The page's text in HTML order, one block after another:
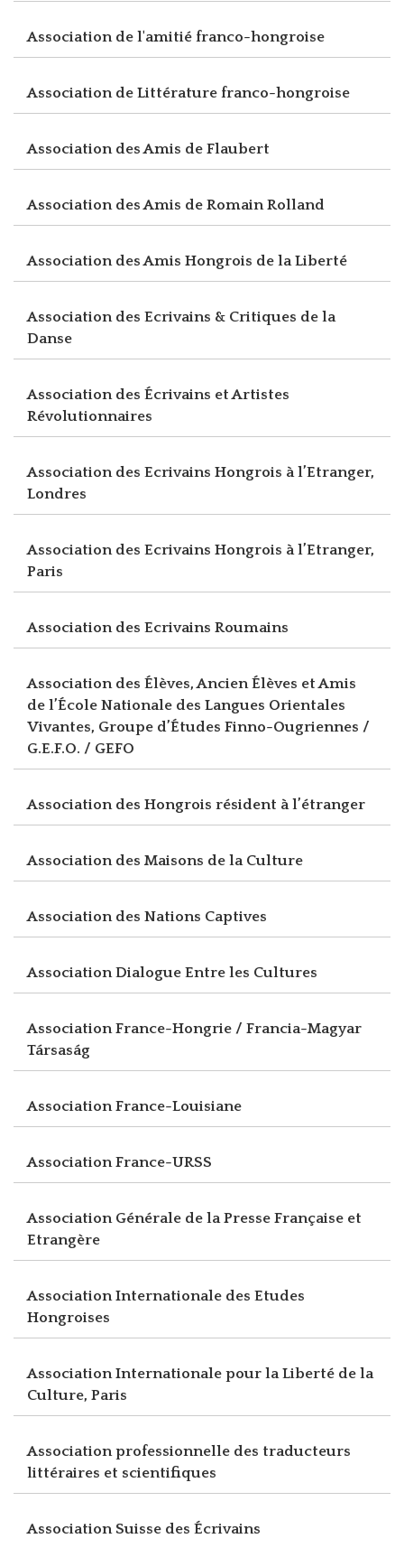
Association de l'amitié franco-hongroise
Association de Littérature franco-hongroise
Association des Amis de Flaubert
Association des Amis de Romain Rolland
Association des Amis Hongrois de la Liberté
Association des Ecrivains & Critiques de la
Danse
Association des Écrivains et Artistes
Révolutionnaires
Association des Ecrivains Hongrois à l’Etranger,
Londres
Association des Ecrivains Hongrois à l’Etranger,
Paris
Association des Ecrivains Roumains
Association des Élèves, Ancien Élèves et Amis
de l’École Nationale des Langues Orientales
Vivantes, Groupe d’Études Finno-Ougriennes /
G.E.F.O. / GEFO
Association des Hongrois résident à l’étranger
Association des Maisons de la Culture
Association des Nations Captives
Association Dialogue Entre les Cultures
Association France-Hongrie / Francia-Magyar
Társaság
Association France-Louisiane
Association France-URSS
Association Générale de la Presse Française et
Etrangère
Association Internationale des Etudes
Hongroises
Association Internationale pour la Liberté de la
Culture, Paris
Association professionnelle des traducteurs
littéraires et scientifiques
Association Suisse des Écrivains